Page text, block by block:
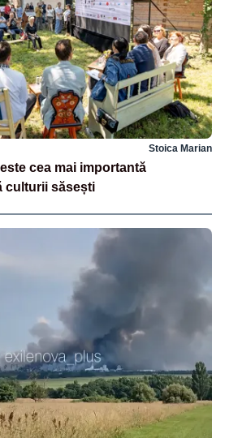
Stoica Marian
cea mai importantă
culturii săsești